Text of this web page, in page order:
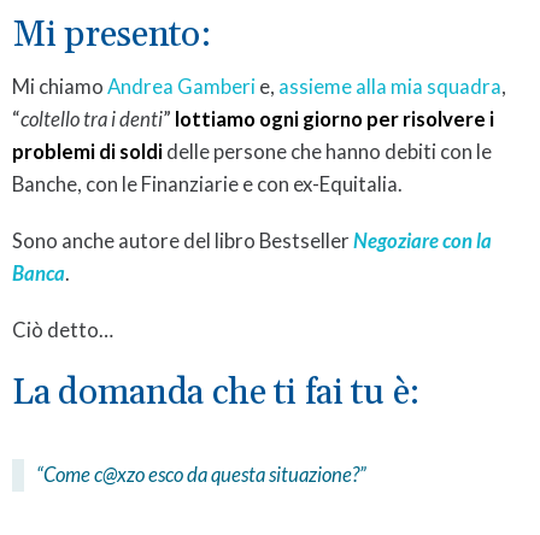
Mi presento:
Mi chiamo Andrea Gamberi e, assieme alla mia squadra,
“coltello tra i denti” lottiamo ogni giorno per risolvere i
problemi di soldi delle persone che hanno debiti con le
Banche, con le Finanziarie e con ex-Equitalia.
Sono anche autore del libro Bestseller Negoziare con la
Banca.
Ciò detto…
La domanda che ti fai tu è:
“Come c@xzo esco da questa situazione?”